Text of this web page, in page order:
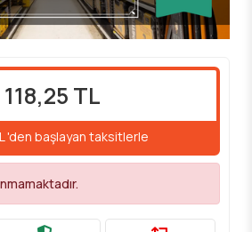
118,25 TL
'den başlayan taksitlerle